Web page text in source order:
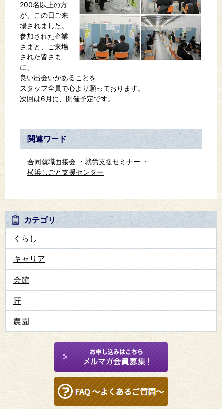
200名以上の方
が、この日ご来
場されました。
参加された企業
さまと、ご来場
された皆さま
に、
良い出会いがあることを
スタッフ全員で心より願っております。
次回は6月に、開催予定です。
関連ワード
合同就職面接会
就労支援セミナー
横浜しごと支援センター
カテゴリ
くらし
キャリア
会館
匠
農園